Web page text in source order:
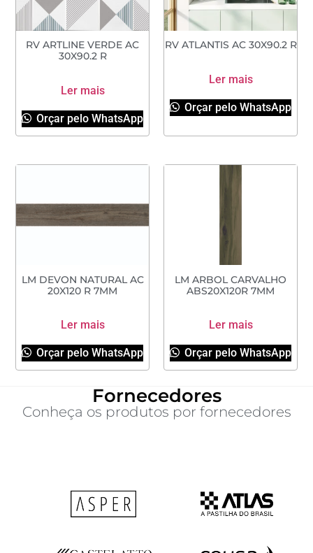
RV ARTLINE VERDE AC
30X90.2 R
Ler mais
Orçar pelo WhatsApp
RV ATLANTIS AC 30X90.2 R
Ler mais
Orçar pelo WhatsApp
LM DEVON NATURAL AC
20X120 R 7MM
Ler mais
Orçar pelo WhatsApp
LM ARBOL CARVALHO
ABS20X120R 7MM
Ler mais
Orçar pelo WhatsApp
Fornecedores
Conheça os produtos por fornecedores